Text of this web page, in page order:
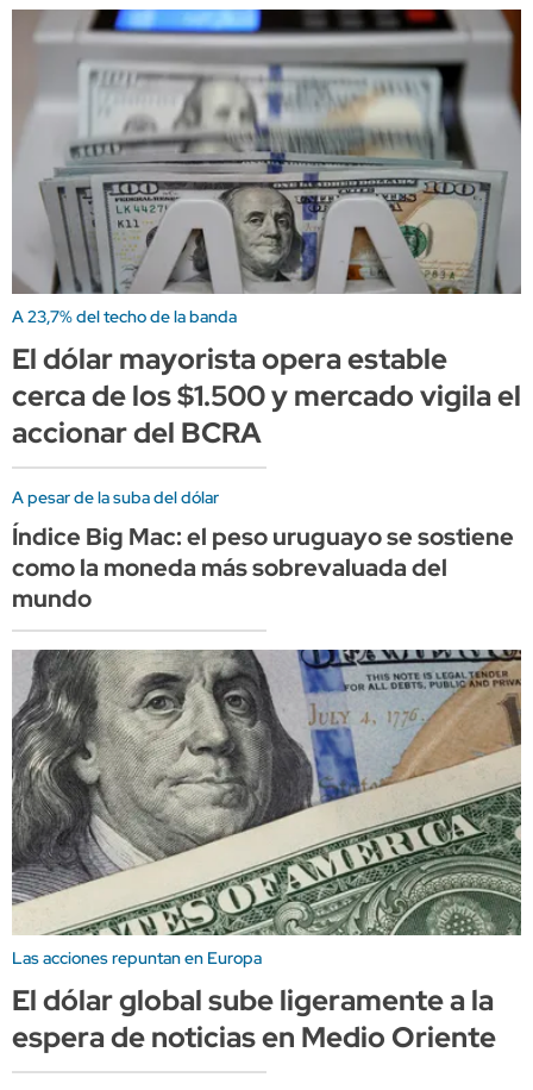
A 23,7% del techo de la banda
El dólar mayorista opera estable
cerca de los $1.500 y mercado vigila el
accionar del BCRA
A pesar de la suba del dólar
Índice Big Mac: el peso uruguayo se sostiene
como la moneda más sobrevaluada del
mundo
Las acciones repuntan en Europa
El dólar global sube ligeramente a la
espera de noticias en Medio Oriente